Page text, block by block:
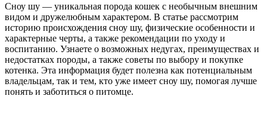
Сноу шу — уникальная порода кошек с необычным внешним
видом и дружелюбным характером. В статье рассмотрим
историю происхождения сноу шу, физические особенности и
характерные черты, а также рекомендации по уходу и
воспитанию. Узнаете о возможных недугах, преимуществах и
недостатках породы, а также советы по выбору и покупке
котенка. Эта информация будет полезна как потенциальным
владельцам, так и тем, кто уже имеет сноу шу, помогая лучше
понять и заботиться о питомце.